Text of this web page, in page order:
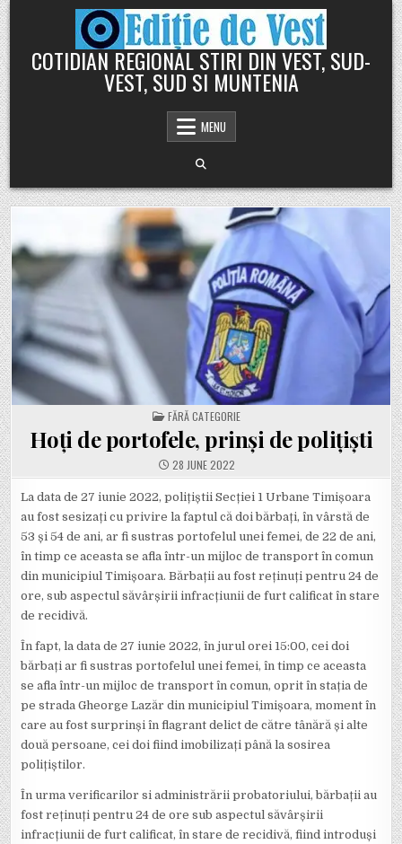
Skip
to
content
COTIDIAN REGIONAL STIRI DIN VEST, SUD-
VEST, SUD SI MUNTENIA
MENU
POSTED
FĂRĂ CATEGORIE
Hoți de portofele, prinși de polițiști
28 JUNE 2022
La data de 27 iunie 2022, polițiștii Secției 1 Urbane Timișoara
au fost sesizați cu privire la faptul că doi bărbați, în vârstă de
53 și 54 de ani, ar fi sustras portofelul unei femei, de 22 de ani,
în timp ce aceasta se afla într-un mijloc de transport în comun
din municipiul Timișoara. Bărbații au fost reținuți pentru 24 de
ore, sub aspectul săvârșirii infracțiunii de furt calificat în stare
de recidivă.
În fapt, la data de 27 iunie 2022, în jurul orei 15:00, cei doi
bărbați ar fi sustras portofelul unei femei, în timp ce aceasta
se afla într-un mijloc de transport în comun, oprit în stația de
pe strada Gheorge Lazăr din municipiul Timișoara, moment în
care au fost surprinși în flagrant delict de către tânără și alte
două persoane, cei doi fiind imobilizați până la sosirea
polițiștilor.
În urma verificarilor si administrării probatoriului, bărbații au
fost reținuți pentru 24 de ore sub aspectul săvârșirii
infracțiunii de furt calificat, în stare de recidivă, fiind introduși